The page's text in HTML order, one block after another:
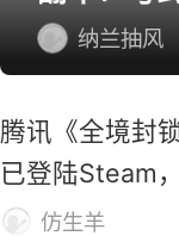
纳兰抽风
腾讯《全境封
已登陆Steam
仅31%仿生羊